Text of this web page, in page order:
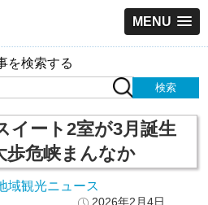
MENU
を検索する
イート2室が3月誕生
歩危峡まんなか
域観光ニュース
2026年2月4日